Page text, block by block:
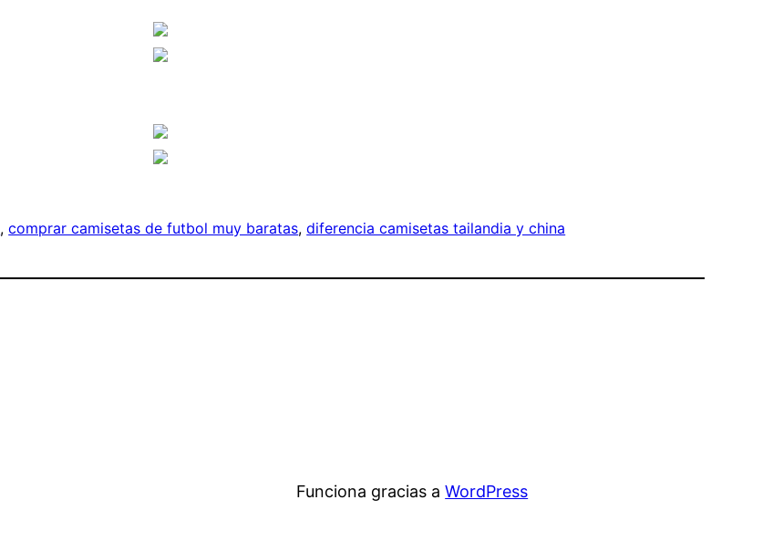
, comprar camisetas de futbol muy baratas, diferencia camisetas tailandia y china
Funciona gracias aWordPress